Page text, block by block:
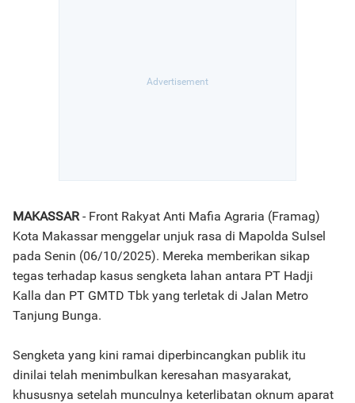
MAKASSAR- Front Rakyat Anti Mafia Agraria (Framag)
Kota Makassar menggelar unjuk rasa di Mapolda Sulsel
pada Senin (06/10/2025). Mereka memberikan sikap
tegas terhadap kasus sengketa lahan antara PT Hadji
Kalla dan PT GMTD Tbk yang terletak di Jalan Metro
Tanjung Bunga.
Sengketa yang kini ramai diperbincangkan publik itu
dinilai telah menimbulkan keresahan masyarakat,
khususnya setelah munculnya keterlibatan oknum aparat